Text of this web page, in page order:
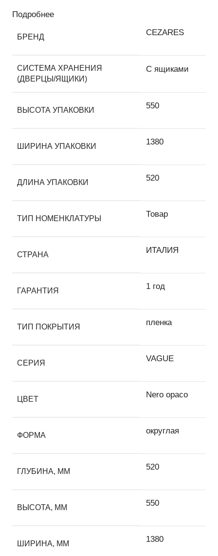
Подробнее
БРЕНД CEZARES
СИСТЕМА ХРАНЕНИЯ
(ДВЕРЦЫ/ЯЩИКИ)
С ящиками
ВЫСОТА УПАКОВКИ 550
ШИРИНА УПАКОВКИ 1380
ДЛИНА УПАКОВКИ 520
ТИП НОМЕНКЛАТУРЫ Товар
СТРАНА ИТАЛИЯ
ГАРАНТИЯ 1 год
ТИП ПОКРЫТИЯ пленка
СЕРИЯ VAGUE
ЦВЕТ Nero opaco
ФОРМА округлая
ГЛУБИНА, ММ 520
ВЫСОТА, ММ 550
ШИРИНА, ММ 1380